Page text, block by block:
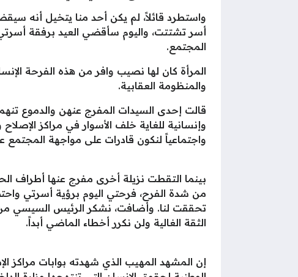
واستطرد قائلاً، لم يكن أحد منا يتخيل أنه
أسر تشتتت، واليوم سأقضي العيد برفقة
المجتمع.
المرأة كان لها نصيب وافر من هذه الفرحة
والمنظومة العقابية.
قالت إحدى السيدات المفرج عنهن والدموع
وإنسانية للغاية خلف الأسوار في مراكز الإصلاح
واجتماعياً لنكون قادرات على مواجهة المجتمع
بينما التقطت نزيلة أخرى مفرج عنها أطراف
من شدة الفرح، فرحتي اليوم برؤية أسرتي
تحققت لنا. وأضافت، نشكر الرئيس السيسي من كل
الثقة الغالية ولن نكرر أخطاء الماضي أبداً.